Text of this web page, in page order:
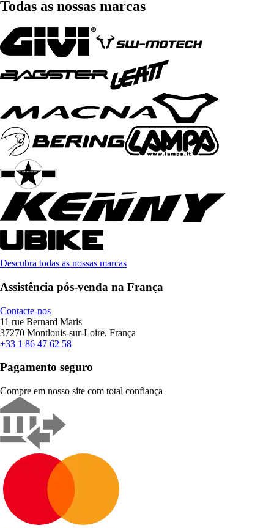
Todas as nossas marcas
Descubra todas as nossas marcas
Assistência pós-venda na França
Contacte-nos
11 rue Bernard Maris
37270 Montlouis-sur-Loire, França
+33 1 86 47 62 58
Pagamento seguro
Compre em nosso site com total confiança